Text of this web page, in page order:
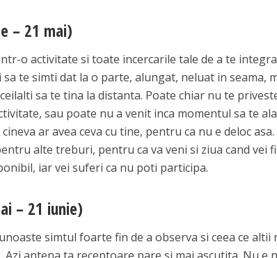
– 21 mai)
o activitate si toate incercarile tale de a te
sa te simti dat la o parte, alungat, neluat in seama,
sa te tina la distanta. Poate chiar nu te
sau poate nu a venit inca momentul sa te
ar avea ceva cu tine, pentru ca nu e deloc
alte treburi, pentru ca va veni si ziua cand vei
iar vei suferi ca nu poti participa.
– 21 iunie)
simtul foarte fin de a observa si ceea ce altii